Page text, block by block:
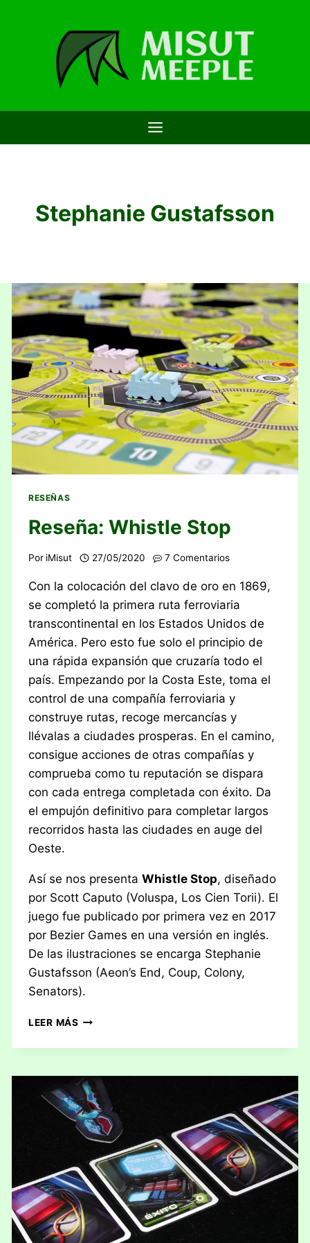
Stephanie Gustafsson
RESEÑAS
Reseña: Whistle Stop
Por iMisut 27/05/2020 7 Comentarios
Con la colocación del clavo de oro en 1869,
se completó la primera ruta ferroviaria
transcontinental en los Estados Unidos de
América. Pero esto fue solo el principio de
una rápida expansión que cruzaría todo el
país. Empezando por la Costa Este, toma el
control de una compañía ferroviaria y
construye rutas, recoge mercancías y
llévalas a ciudades prosperas. En el camino,
consigue acciones de otras compañías y
comprueba como tu reputación se dispara
con cada entrega completada con éxito. Da
el empujón definitivo para completar largos
recorridos hasta las ciudades en auge del
Oeste.
Así se nos presentaWhistle Stop, diseñado
por Scott Caputo (Voluspa, Los Cien Torii). El
juego fue publicado por primera vez en 2017
por Bezier Games en una versión en inglés.
De las ilustraciones se encarga Stephanie
Gustafsson (Aeon’s End, Coup, Colony,
Senators).
LEER MÁS RESEÑA:
STOP